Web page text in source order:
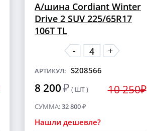
А/шина Cordiant Winter
Drive 2 SUV 225/65R17
106T TL
-
+
АРТИКУЛ: S208566
8 200₽ ( ШТ ) 10 250₽
СУММА:32 800₽
Нашли дешевле?